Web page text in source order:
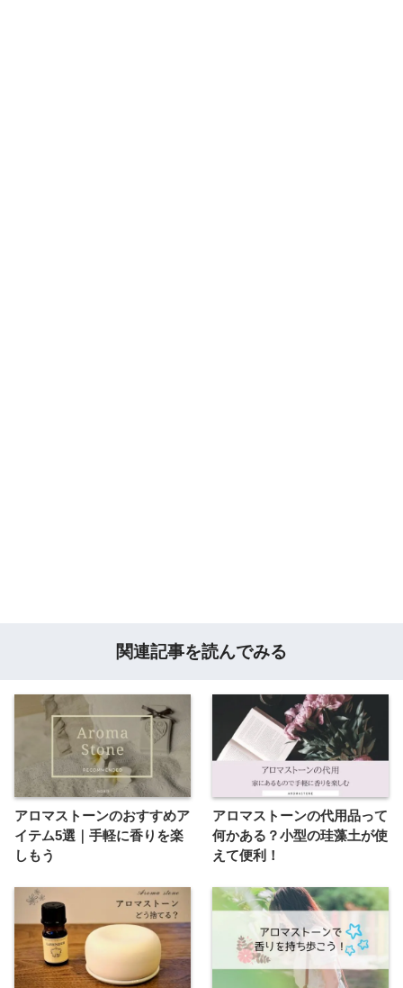
関連記事を読んでみる
アロマストーンのおすすめア
イテム5選｜手軽に香りを楽
しもう
アロマストーンの代用品って
何かある？小型の珪藻土が使
えて便利！